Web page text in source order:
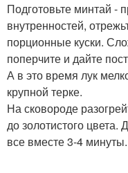
Подготовьте минтай -
внутренностей,
порционные куски.
поперчите и дайте
А в это время лук
крупной терке.
На сковороде
до золотистого цвета.
все вместе 3-4 минуты.